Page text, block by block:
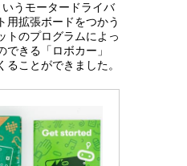
うモータードライバ
用拡張ボードをつかう
トのプログラムによっ
きる「ロボカー」
ことができました。